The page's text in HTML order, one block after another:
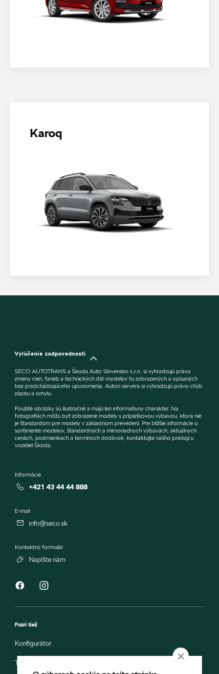
Karoq
Vylúčenie zodpovednosti
SECO AUTOTRANS a Škoda Auto Slovensko s.r.o. si vyhradzujú právo
zmeny cien, farieb a technických dát modelov tu zobrazených a opísaných
bez predchádzajúceho upozornenia. Autori servera si vyhradzujú právo chýb
zápisu a omylu.
Použité obrázky sú ilustračné a majú len informatívny charakter. Na
fotografiách môžu byť zobrazené modely s príplatkovou výbavou, ktorá nie
je štandardom pre modely v základnom prevedení. Pre bližšie informácie o
sortimente modelov, štandardných a mimoriadnych výbavách, aktuálnych
cenách, podmienkach a termínoch dodávok, kontaktujte nášho predajcu
vozidiel Škoda.
Informácie
+421 43 44 44 888
E-mail
info@seco.sk
Kontaktný formulár
Napíšte nám
Pozri tiež
Konfigurátor
Testovacia jazda